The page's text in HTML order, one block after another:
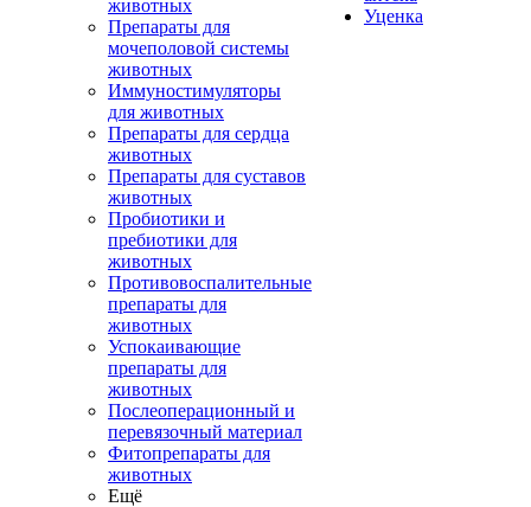
животных
Препараты для
мочеполовой системы
животных
Иммуностимуляторы
для животных
Препараты для сердца
животных
Препараты для суставов
животных
Пробиотики и
пребиотики для
животных
Противовоспалительные
препараты для
животных
Успокаивающие
препараты для
животных
Послеоперационный и
перевязочный материал
Фитопрепараты для
животных
Ещё
Уценка